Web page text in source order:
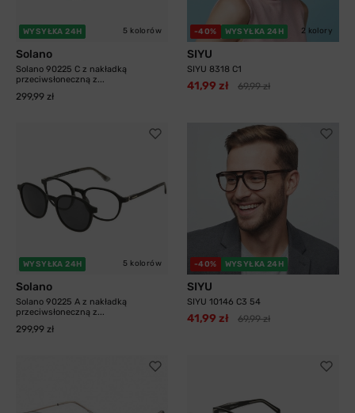
WYSYŁKA 24H 5 kolorów
Solano
Solano 90225 C z nakładką
przeciwsłoneczną z...
299,99 zł
-40% WYSYŁKA 24H 2 kolory
SIYU
SIYU 8318 C1
41,99 zł 69,99 zł
WYSYŁKA 24H 5 kolorów
Solano
Solano 90225 A z nakładką
przeciwsłoneczną z...
299,99 zł
-40% WYSYŁKA 24H
SIYU
SIYU 10146 C3 54
41,99 zł 69,99 zł